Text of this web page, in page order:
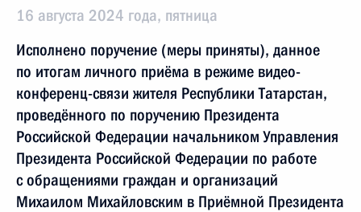
16 августа 2024 года, пятница
Исполнено поручение (меры приняты), данное
по итогам личного приёма в режиме видео-
конференц-связи жителя Республики Татарстан,
проведённого по поручению Президента
Российской Федерации начальником Управления
Президента Российской Федерации по работе
с обращениями граждан и организаций
Михаилом Михайловским в Приёмной Президента